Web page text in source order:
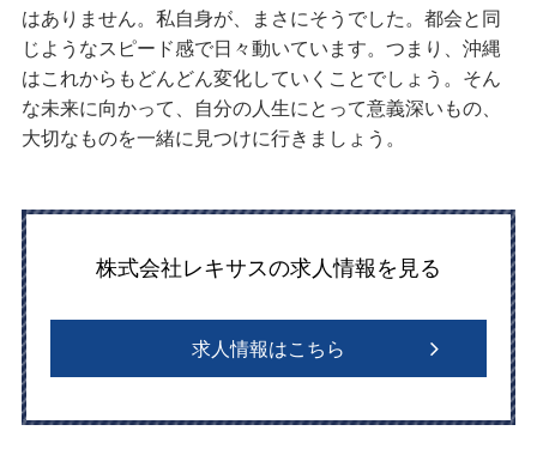
はありません。私自身が、まさにそうでした。都会と同
じようなスピード感で日々動いています。つまり、沖縄
はこれからもどんどん変化していくことでしょう。そん
な未来に向かって、自分の人生にとって意義深いもの、
大切なものを一緒に見つけに行きましょう。
株式会社レキサスの求人情報を見る
求人情報はこちら